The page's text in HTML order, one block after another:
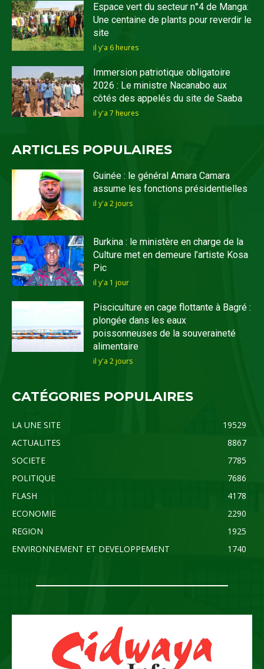
Espace vert du secteur n°4 de Manga:
Une centaine de plants pour reverdir le
site
il y'a 6 heures
Immersion patriotique obligatoire
2026 : Le ministre Nacanabo aux
côtés des appelés du site de Saaba
il y'a 7 heures
ARTICLES POPULAIRES
Guinée : le général Amara Camara
assume les fonctions présidentielles
il y'a 2 jours
Burkina : le ministère en charge de la
Culture met en demeure l’artiste Kosa
Pic
il y'a 1 jour
Pisciculture en cage flottante à Bagré :
plongée dans les eaux
poissonneuses de la souveraineté
alimentaire
il y'a 2 jours
CATÉGORIES POPULAIRES
LA UNE SITE
19529
ACTUALITES
8867
SOCIETE
7785
POLITIQUE
7686
FLASH
4178
ECONOMIE
2290
REGION
1925
ENVIRONNEMENT ET DEVELOPPEMENT
1740